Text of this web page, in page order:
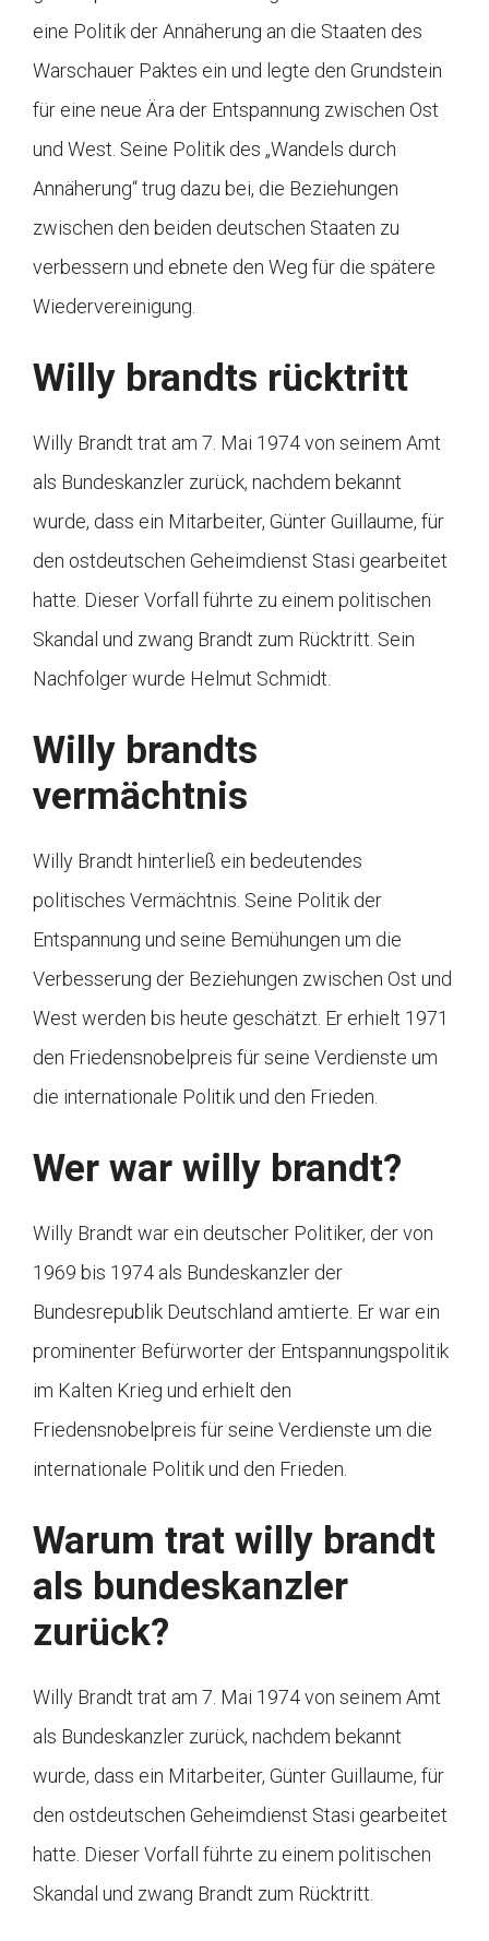
eine Politik der Annäherung an die Staaten des
Warschauer Paktes ein und legte den Grundstein
für eine neue Ära der Entspannung zwischen Ost
und West. Seine Politik des „Wandels durch
Annäherung“ trug dazu bei, die Beziehungen
zwischen den beiden deutschen Staaten zu
verbessern und ebnete den Weg für die spätere
Wiedervereinigung.
Willy brandts rücktritt
Willy Brandt trat am 7. Mai 1974 von seinem Amt
als Bundeskanzler zurück, nachdem bekannt
wurde, dass ein Mitarbeiter, Günter Guillaume, für
den ostdeutschen Geheimdienst Stasi gearbeitet
hatte. Dieser Vorfall führte zu einem politischen
Skandal und zwang Brandt zum Rücktritt. Sein
Nachfolger wurde Helmut Schmidt.
Willy brandts
vermächtnis
Willy Brandt hinterließ ein bedeutendes
politisches Vermächtnis. Seine Politik der
Entspannung und seine Bemühungen um die
Verbesserung der Beziehungen zwischen Ost und
West werden bis heute geschätzt. Er erhielt 1971
den Friedensnobelpreis für seine Verdienste um
die internationale Politik und den Frieden.
Wer war willy brandt?
Willy Brandt war ein deutscher Politiker, der von
1969 bis 1974 als Bundeskanzler der
Bundesrepublik Deutschland amtierte. Er war ein
prominenter Befürworter der Entspannungspolitik
im Kalten Krieg und erhielt den
Friedensnobelpreis für seine Verdienste um die
internationale Politik und den Frieden.
Warum trat willy brandt
als bundeskanzler
zurück?
Willy Brandt trat am 7. Mai 1974 von seinem Amt
als Bundeskanzler zurück, nachdem bekannt
wurde, dass ein Mitarbeiter, Günter Guillaume, für
den ostdeutschen Geheimdienst Stasi gearbeitet
hatte. Dieser Vorfall führte zu einem politischen
Skandal und zwang Brandt zum Rücktritt.